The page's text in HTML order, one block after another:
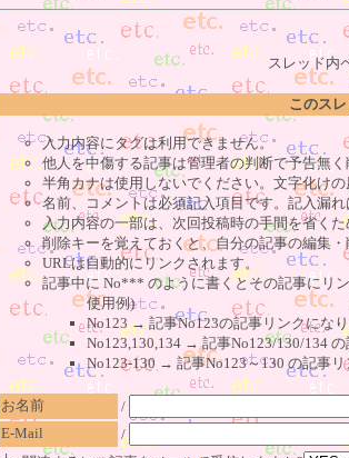
スレッド内
このス
入力内容にタグは利用できません。
他人を中傷する記事は管理者の判断で予告無く
半角カナは使用しないでください。文字化けの
名前、コメントは必須記入項目です。記入漏
入力内容の一部は、次回投稿時の手間を省く
削除キーを覚えておくと、自分の記事の編集・
URLは自動的にリンクされます。
記事中に No*** のように書くとその記事にリ
使用例)
No123 → 記事No123の記事リンクになり
No123,130,134 → 記事No123/130/134
No123-130 → 記事No123～130 の記事
お名前 /
E-Mail
/